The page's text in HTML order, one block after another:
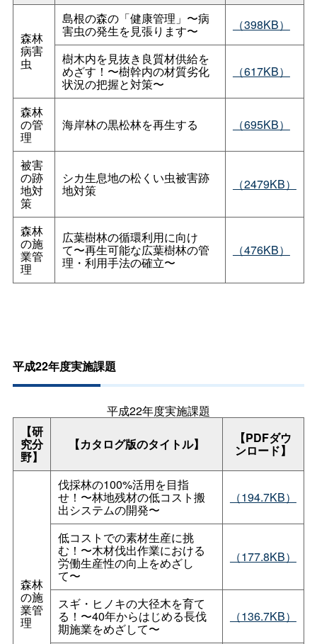
森林
病害
虫
島根の森の「健康管理」〜病
害虫の発生を見張ります〜 （398KB）
樹木内を見抜き良質材供給を
めざす！〜樹幹内の材質劣化
状況の把握と対策〜
（617KB）
森林
の管
理
海岸林の黒松林を再生する （695KB）
被害
の跡
地対
策
シカ生息地の松くい虫被害跡
地対策 （2479KB）
森林
の施
業管
理
広葉樹林の循環利用に向け
て〜再生可能な広葉樹林の管
理・利用手法の確立〜
（476KB）
平成22年度実施課題
平成22年度実施課題
【研
究分
野】
【カタログ版のタイトル】 【PDFダウ
ンロード】
森林
の施
業管
理
伐採林の100%活用を目指
せ！〜林地残材の低コスト搬
出システムの開発〜
（194.7KB）
低コストでの素材生産に挑
む！〜木材伐出作業における
労働生産性の向上をめざし
て〜
（177.8KB）
スギ・ヒノキの大径木を育て
る！〜40年からはじめる長伐
期施業をめざして〜
（136.7KB）